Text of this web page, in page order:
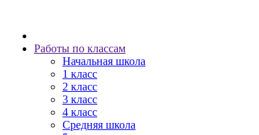
Работы по классам
Начальная школа
1 класс
2 класс
3 класс
4 класс
Средняя школа